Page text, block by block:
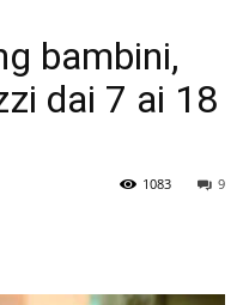
bambini,
dai 7 ai 18
9
1083